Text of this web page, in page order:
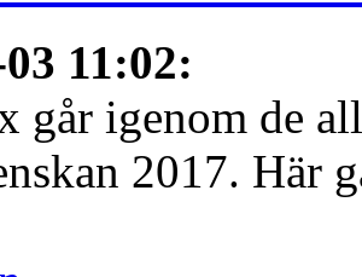
11:02:
går igenom de
2017. Här